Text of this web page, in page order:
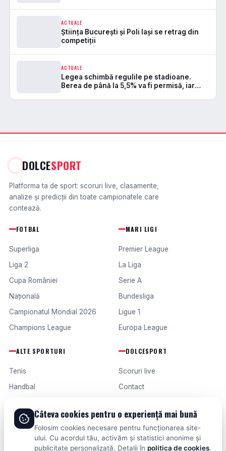
ACTUALE
Știința București și Poli Iași se retrag din
competiții
ACTUALE
Legea schimbă regulile pe stadioane.
Berea de până la 5,5% va fi permisă, iar
DOLCESPORT
Platforma ta de sport: scoruri live, clasamente,
analize și predicții din toate campionatele care
contează.
FOTBAL
Superliga
Liga 2
Cupa României
Națională
Campionatul Mondial 2026
Champions League
MARI LIGI
Premier League
La Liga
Serie A
Bundesliga
Ligue 1
Europa League
ALTE SPORTURI
Tenis
Handbal
Formula 1
Fotbal intern
DOLCESPORT
Scoruri live
Contact
Termeni și condiții
Câteva cookies pentru o experiență mai bună
Folosim cookies necesare pentru funcționarea site-
ului. Cu acordul tău, activăm și statistici anonime și
publicitate personalizată. Detalii în politica de cookies.